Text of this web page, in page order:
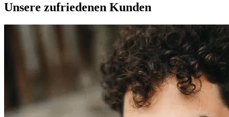
Unsere zufriedenen Kunden